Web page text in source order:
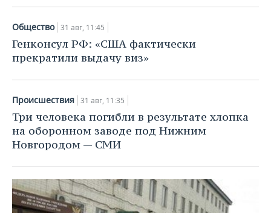
Общество 31 авг, 11:45
Генконсул РФ: «США фактически
прекратили выдачу виз»
Происшествия 31 авг, 11:35
Три человека погибли в результате хлопка
на оборонном заводе под Нижним
Новгородом — СМИ